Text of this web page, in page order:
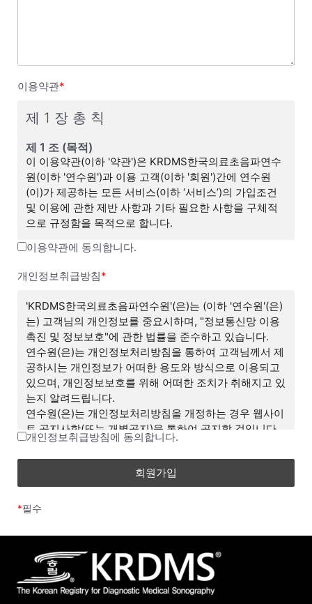
이용약관*
제 1 장 총 칙
제 1 조 (목적)
이 이용약관(이하 '약관')은 KRDMS한국의료초음파연수
원(이하 '연수원')과 이용 고객(이하 '회원')간에 연수원
(이)가 제공하는 모든 서비스(이하 ‘서비스’)의 가입조건
및 이용에 관한 제반 사항과 기타 필요한 사항을 구체적
으로 규정함을 목적으로 합니다.
제 2 조 (이용약관의 효력 및 변경)
라 합니다)에서 온라인으로 공시함으로써 효력을 발생하
정된 약관은 온라인에서 공지함으로써 효력을 발휘하며,
이용자의 권리 또는 의무 등 중요한 규정의 개정은 사전
에 공지합니다.
(2) 연수원은 합리적인 사유가 발생될 경우에는 이 약관
을 변경할 수 있으며, 약관을 변경할 경우에는 이를 사전
에 공시합니다.
(3) 이 약관에 동의하는 것은 정기적으로 웹을 방문하여
약관의 변경사항을 확인하는 것에 동의함을 의미합니다.
변경된 약관에 대한 정보를 알지 못해 발생하는 이용자의
(4) 회원은 변경된 약관에 동의하지 않을 경우 회원 탈퇴
(해지)를 요청할 수 있으며, 변경된 약관의 효력 발생일로
스를 계속 사용할 경우 약관의 변경 사항에 동의한 것으
제 3 조 (약관 외 준칙)
(1) 이 약관은 연수원(이)가 제공하는 개별서비스에 관한
이용안내(이하 ‘서비스별 안내’라 합니다)와 함께 적용합
이용약관에 동의합니다.
개인정보취급방침*
'KRDMS한국의료초음파연수원'(은)는 (이하 '연수원'(은)
는) 고객님의 개인정보를 중요시하며, "정보통신망 이용
촉진 및 정보보호"에 관한 법률을 준수하고 있습니다.
연수원(은)는 개인정보처리방침을 통하여 고객님께서 제
공하시는 개인정보가 어떠한 용도와 방식으로 이용되고
있으며, 개인정보보호를 위해 어떠한 조치가 취해지고 있
는지 알려드립니다.
연수원(은)는 개인정보처리방침을 개정하는 경우 웹사이
트 공지사항(또는 개별공지)을 통하여 공지할 것입니다.
■ 개인정보의 처리 목적
연수원(은)는 수집한 개인정보를 다음의 목적을 위해 처
리 및 활용합니다.
ο 서비스 제공에 관한 계약 이행 및 서비스 제공에 따른
청 및 결제
ο 비회원 상담 관리
개인정보취급방침에 동의합니다.
*필수